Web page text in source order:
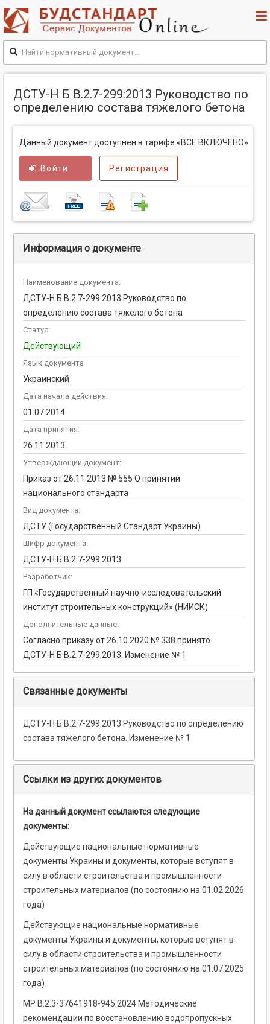
ДСТУ-Н Б В.2.7-299:2013 Руководство по
определению состава тяжелого бетона
Данный документ доступнен в тарифе «ВСЕ ВКЛЮЧЕНО»
Войти Регистрация
Информация о документе
Наименование документа:
ДСТУ-Н Б В.2.7-299:2013 Руководство по
определению состава тяжелого бетона
Статус:
Действующий
Язык документа
Украинский
Дата начала действия:
01.07.2014
Дата принятия:
26.11.2013
Утверждающий документ:
Приказ от 26.11.2013 № 555 О принятии
национального стандарта
Вид документа:
ДСТУ (Государственный Стандарт Украины)
Шифр документа:
ДСТУ-Н Б В.2.7-299:2013
Разработчик:
ГП «Государственный научно-исследовательский
институт строительных конструкций» (НИИСК)
Дополнительные данные:
Согласно приказу от 26.10.2020 № 338 принято
ДСТУ-Н Б В.2.7-299:2013. Изменение № 1
Связанные документы
ДСТУ-Н Б В.2.7-299:2013 Руководство по определению
состава тяжелого бетона. Изменение № 1
Ссылки из других документов
На данный документ ссылаются следующие
документы:
Действующие национальные нормативные
документы Украины и документы, которые вступят в
силу в области строительства и промышленности
строительных материалов (по состоянию на 01.02.2026
года)
Действующие национальные нормативные
документы Украины и документы, которые вступят в
силу в области строительства и промышленности
строительных материалов (по состоянию на 01.07.2025
года)
МР В.2.3-37641918-945:2024 Методические
рекомендации по восстановлению водопропускных